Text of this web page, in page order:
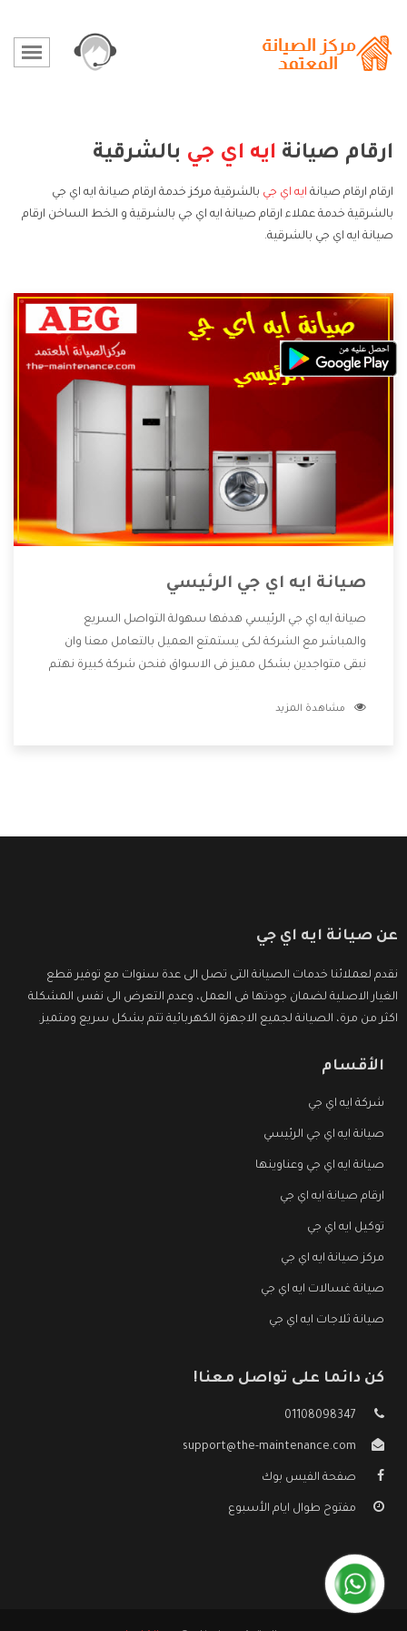
ارقام صيانة ايه اي جي بالشرقية
ارقام ارقام صيانة ايه اي جي بالشرقية مركز خدمة ارقام صيانة ايه اي جي
بالشرقية خدمة عملاء ارقام صيانة ايه اي جي بالشرقية و الخط الساخن ارقام
صيانة ايه اي جي بالشرقية.
صيانة ايه اي جي الرئيسي
صيانة ايه اي جي الرئيسي هدفها سهولة التواصل السريع
والمباشر مع الشركة لكى يستمتع العميل بالتعامل معنا وان
نبقى متواجدين بشكل مميز فى الاسواق فنحن شركة كبيرة نهتم
الشركة بها والتى تكون منها خدمة الصيانة التى تكون من أهم
مشاهدة المزيد
عن صيانة ايه اي جي
نقدم لعملائنا خدمات الصيانة التى تصل الى عدة سنوات مع توفير قطع
الغيار الاصلية لضمان جودتها فى العمل، وعدم التعرض الى نفس المشكلة
اكثر من مرة، الصيانة لجميع الاجهزة الكهربائية تتم بشكل سريع ومتميز.
الأقسام
شركة ايه اي جي
صيانة ايه اي جي الرئيسي
صيانة ايه اي جي وعناوينها
ارقام صيانة ايه اي جي
توكيل ايه اي جي
مركز صيانة ايه اي جي
صيانة غسالات ايه اي جي
صيانة ثلاجات ايه اي جي
كن دائما على تواصل معنا!
01108098347
support@the-maintenance.com
صفحة الفيس بوك
مفتوح طوال ايام الأسبوع